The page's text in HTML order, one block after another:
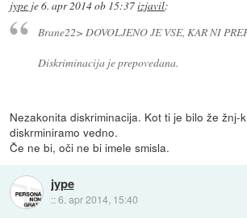
jype je6. apr 2014 ob 15:37izjavil:
Brane22> DOVOLJENO JE VSE, KAR NI
Diskriminacija je prepovedana.
Nezakonita diskriminacija. Kot ti je bilo že žnj-
diskrminiramo vedno.
Če ne bi, oči ne bi imele smisla.
jype
::6. apr 2014, 15:40